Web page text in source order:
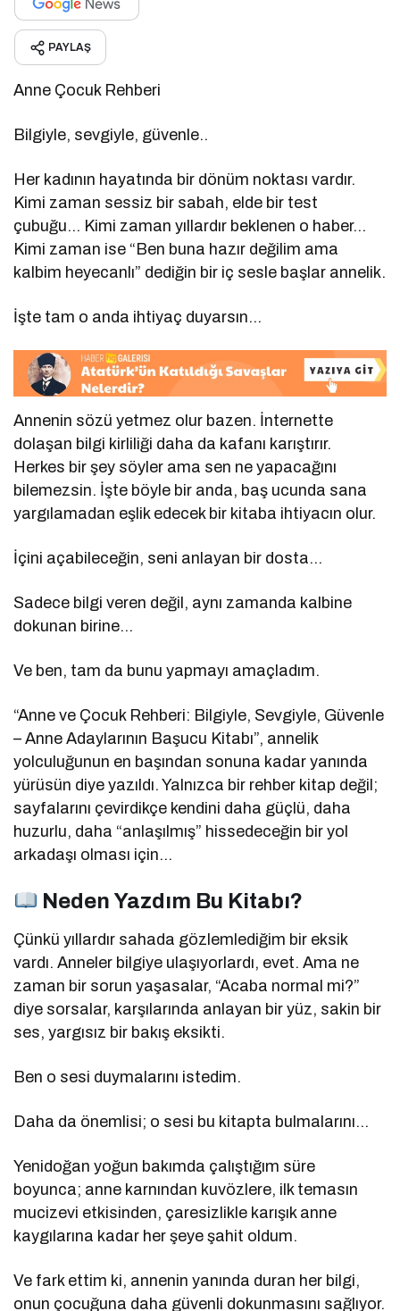
PAYLAŞ
Anne Çocuk Rehberi
Bilgiyle, sevgiyle, güvenle..
Her kadının hayatında bir dönüm noktası vardır.
Kimi zaman sessiz bir sabah, elde bir test
çubuğu… Kimi zaman yıllardır beklenen o haber…
Kimi zaman ise “Ben buna hazır değilim ama
kalbim heyecanlı” dediğin bir iç sesle başlar annelik.
İşte tam o anda ihtiyaç duyarsın…
Annenin sözü yetmez olur bazen. İnternette
dolaşan bilgi kirliliği daha da kafanı karıştırır.
Herkes bir şey söyler ama sen ne yapacağını
bilemezsin. İşte böyle bir anda, baş ucunda sana
yargılamadan eşlik edecek bir kitaba ihtiyacın olur.
İçini açabileceğin, seni anlayan bir dosta…
Sadece bilgi veren değil, aynı zamanda kalbine
dokunan birine…
Ve ben, tam da bunu yapmayı amaçladım.
“Anne ve Çocuk Rehberi: Bilgiyle, Sevgiyle, Güvenle
– Anne Adaylarının Başucu Kitabı”, annelik
yolculuğunun en başından sonuna kadar yanında
yürüsün diye yazıldı. Yalnızca bir rehber kitap değil;
sayfalarını çevirdikçe kendini daha güçlü, daha
huzurlu, daha “anlaşılmış” hissedeceğin bir yol
arkadaşı olması için…
Neden Yazdım Bu Kitabı?
Çünkü yıllardır sahada gözlemlediğim bir eksik
vardı. Anneler bilgiye ulaşıyorlardı, evet. Ama ne
zaman bir sorun yaşasalar, “Acaba normal mi?”
diye sorsalar, karşılarında anlayan bir yüz, sakin bir
ses, yargısız bir bakış eksikti.
Ben o sesi duymalarını istedim.
Daha da önemlisi; o sesi bu kitapta bulmalarını…
Yenidoğan yoğun bakımda çalıştığım süre
boyunca; anne karnından kuvözlere, ilk temasın
mucizevi etkisinden, çaresizlikle karışık anne
kaygılarına kadar her şeye şahit oldum.
Ve fark ettim ki, annenin yanında duran her bilgi,
onun çocuğuna daha güvenli dokunmasını sağlıyor.